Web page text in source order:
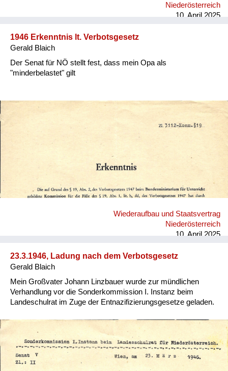
Niederösterreich
10. April 2025
1946 Erkenntnis lt. Verbotsgesetz
Gerald Blaich
Der Senat für NÖ stellt fest, dass mein Opa als
"minderbelastet" gilt
Wiederaufbau und Staatsvertrag
Niederösterreich
10. April 2025
23.3.1946, Ladung nach dem Verbotsgesetz
Gerald Blaich
Mein Großvater Johann Linzbauer wurde zur mündlichen
Verhandlung vor die Sonderkommission I. Instanz beim
Landeschulrat im Zuge der Entnazifizierungsgesetze geladen.